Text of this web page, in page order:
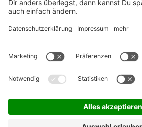
FÜR ARBEITGEBER & ARBEITNEHMER